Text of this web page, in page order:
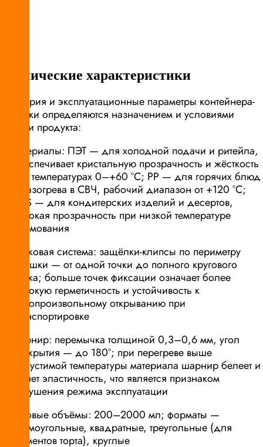
Технические характеристики
Геометрия и эксплуатационные параметры контейнера-
ракушки определяются назначением и условиями
подачи продукта:
материалы: ПЭТ — для холодной подачи и ритейла,
обеспечивает кристальную прозрачность и жёсткость
при температурах 0–+60 °C; PP — для горячих блюд
и разогрева в СВЧ, рабочий диапазон от +120 °C;
OPS — для кондитерских изделий и десертов,
высокая прозрачность при низкой температуре
формования
замковая система: защёлки-клипсы по периметру
крышки — от одной точки до полного кругового
замка; больше точек фиксации означает более
высокую герметичность и устойчивость к
самопроизвольному открыванию при
транспортировке
шарнир: перемычка толщиной 0,3–0,6 мм, угол
раскрытия — до 180°; при перегреве выше
допустимой температуры материала шарнир белеет и
теряет эластичность, что является признаком
нарушения режима эксплуатации
типовые объёмы: 200–2000 мл; форматы —
прямоугольные, квадратные, треугольные (для
сегментов торта), круглые